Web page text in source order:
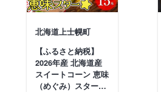
北海道上士幌町
【ふるさと納税】
2026年産 北海道産
スイートコーン 恵味
（めぐみ）スター…